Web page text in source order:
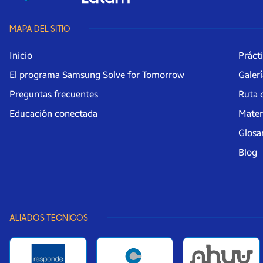
MAPA DEL SITIO
Inicio
El programa Samsung Solve for Tomorrow
Preguntas frecuentes
Educación conectada
Ruta
Blog
ALIADOS TECNICOS